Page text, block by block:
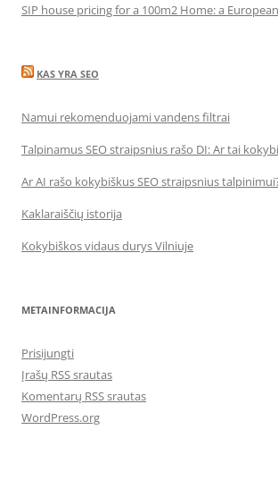
SIP house pricing for a 100m2 Home: a
KAS YRA SEO
Namui rekomenduojami vandens filtrai
Talpinamus SEO straipsnius rašo DI: Ar tai
Ar AI rašo kokybiškus SEO straipsnius
Kaklaraiščių istorija
Kokybiškos vidaus durys Vilniuje
METAINFORMACIJA
Prisijungti
Įrašų RSS srautas
Komentarų RSS srautas
WordPress.org